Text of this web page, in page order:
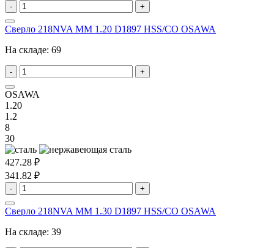
- +
Сверло 218NVA MM 1.20 D1897 HSS/CO OSAWA
На складе: 69
- +
OSAWA
1.20
1.2
8
30
427.28 ₽
341.82 ₽
- +
Сверло 218NVA MM 1.30 D1897 HSS/CO OSAWA
На складе: 39